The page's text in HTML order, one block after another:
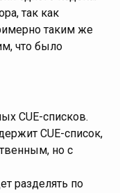
так как
таким же
что было
CUE-списков.
CUE-список,
но с
разделять по